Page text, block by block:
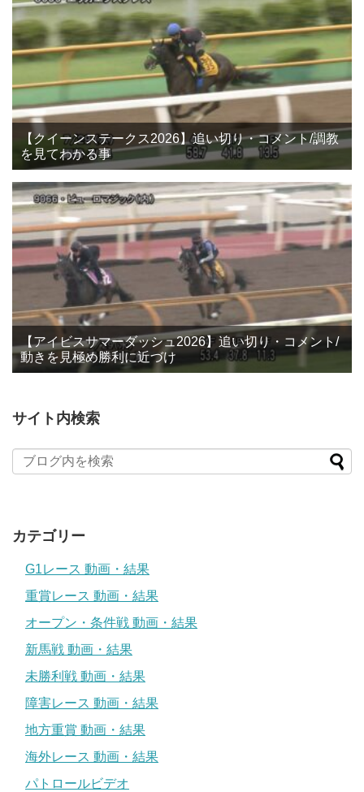
【クイーンステークス2026】追い切り・コメント/調教
を見てわかる事
【アイビスサマーダッシュ2026】追い切り・コメント/
動きを見極め勝利に近づけ
サイト内検索
カテゴリー
G1レース 動画・結果
重賞レース 動画・結果
オープン・条件戦 動画・結果
新馬戦 動画・結果
未勝利戦 動画・結果
障害レース 動画・結果
地方重賞 動画・結果
海外レース 動画・結果
パトロールビデオ